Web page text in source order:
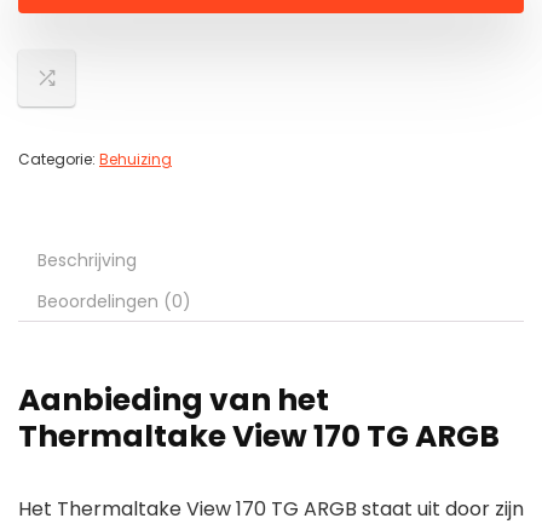
Categorie: Behuizing
Beschrijving
Beoordelingen (0)
Aanbieding van het
Thermaltake View 170 TG ARGB
Het Thermaltake View 170 TG ARGB staat uit door zijn